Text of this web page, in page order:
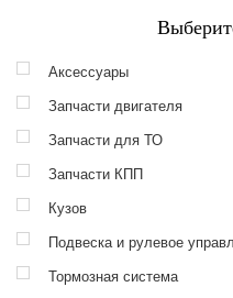
Аксессуары
Запчасти двигателя
Запчасти для ТО
Запчасти КПП
Кузов
Подвеска и рулевое
Тормозная система